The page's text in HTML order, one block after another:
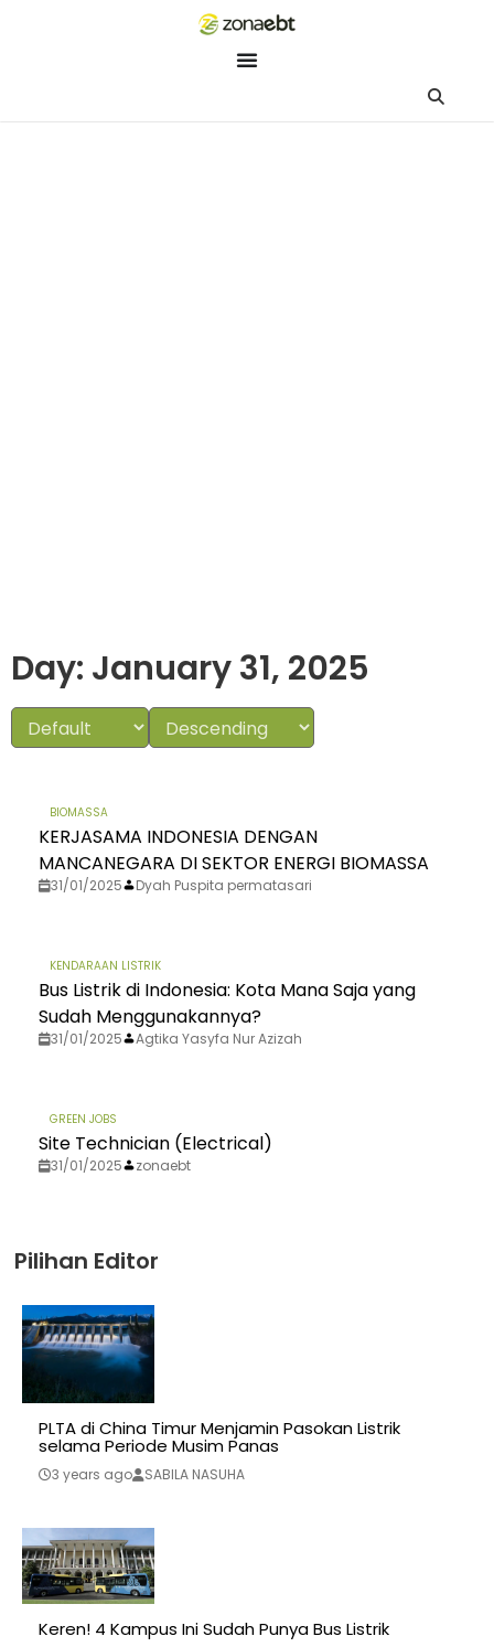
Day: January 31, 2025
BIOMASSA
KERJASAMA INDONESIA DENGAN
MANCANEGARA DI SEKTOR ENERGI BIOMASSA
31/01/2025 Dyah Puspita permatasari
KENDARAAN LISTRIK
Bus Listrik di Indonesia: Kota Mana Saja yang
Sudah Menggunakannya?
31/01/2025 Agtika Yasyfa Nur Azizah
GREEN JOBS
Site Technician (Electrical)
31/01/2025 zonaebt
Pilihan Editor
PLTA di China Timur Menjamin Pasokan Listrik
selama Periode Musim Panas
3 years ago SABILA NASUHA
Keren! 4 Kampus Ini Sudah Punya Bus Listrik